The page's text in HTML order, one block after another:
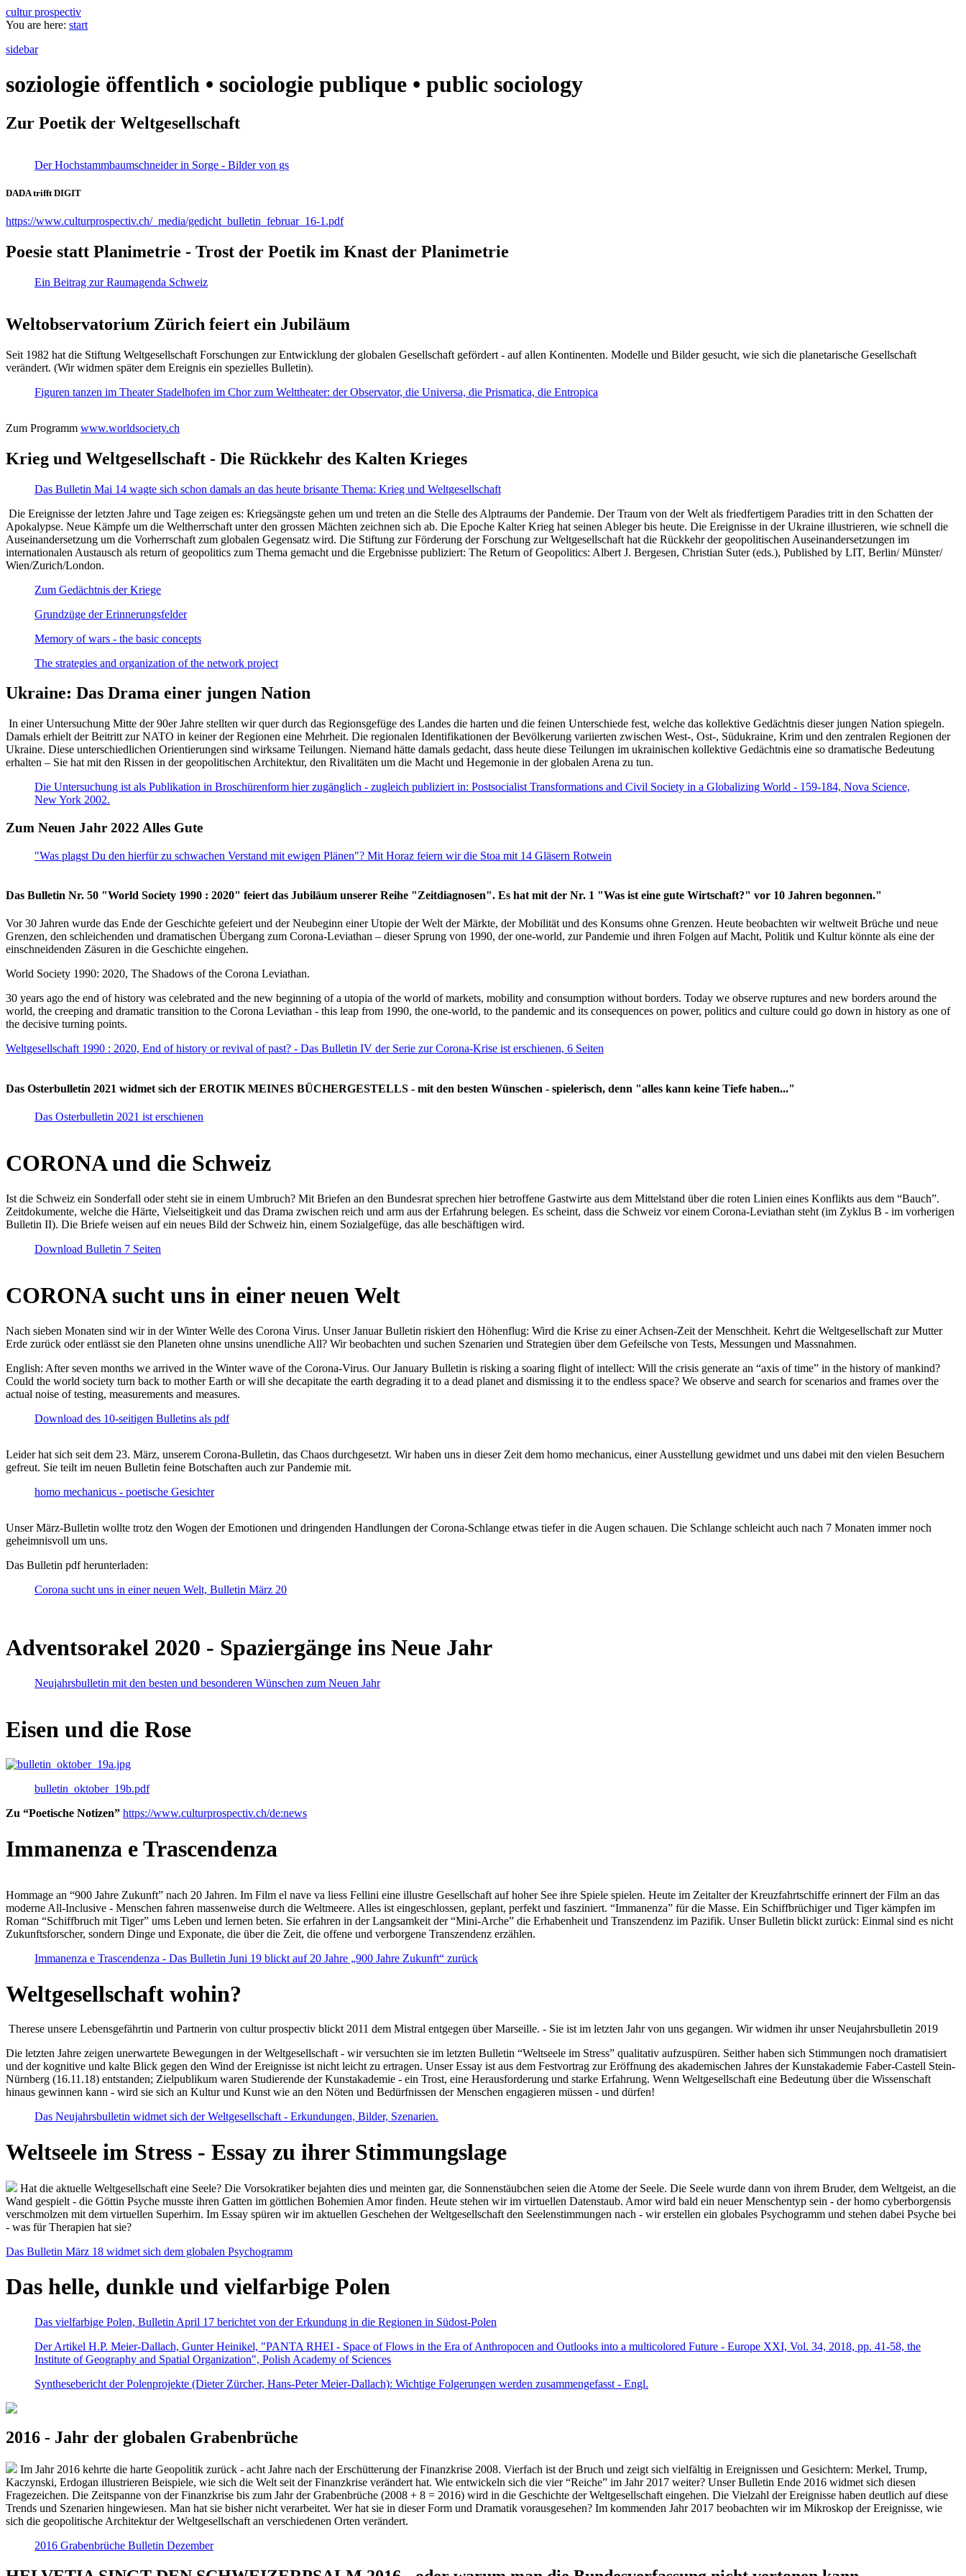
cultur prospectiv
You are here: start
sidebar
soziologie öffentlich • sociologie publique • public sociology
Zur Poetik der Weltgesellschaft
Der Hochstammbaumschneider in Sorge - Bilder von gs
DADA trifft DIGIT
https://www.culturprospectiv.ch/_media/gedicht_bulletin_februar_16-1.pdf
Poesie statt Planimetrie - Trost der Poetik im Knast der Planimetrie
Ein Beitrag zur Raumagenda Schweiz
Weltobservatorium Zürich feiert ein Jubiläum
Seit 1982 hat die Stiftung Weltgesellschaft Forschungen zur Entwicklung der globalen Gesellschaft gefördert - auf allen Kontinenten. Modelle und Bilder gesucht, wie sich die planetarische Gesellschaft
verändert. (Wir widmen später dem Ereignis ein spezielles Bulletin).
Figuren tanzen im Theater Stadelhofen im Chor zum Welttheater: der Observator, die Universa, die Prismatica, die Entropica
Zum Programm www.worldsociety.ch
Krieg und Weltgesellschaft - Die Rückkehr des Kalten Krieges
Das Bulletin Mai 14 wagte sich schon damals an das heute brisante Thema: Krieg und Weltgesellschaft
Die Ereignisse der letzten Jahre und Tage zeigen es: Kriegsängste gehen um und treten an die Stelle des Alptraums der Pandemie. Der Traum von der Welt als friedfertigem Paradies tritt in den Schatten der
Apokalypse. Neue Kämpfe um die Weltherrschaft unter den grossen Mächten zeichnen sich ab. Die Epoche Kalter Krieg hat seinen Ableger bis heute. Die Ereignisse in der Ukraine illustrieren, wie schnell die
Auseinandersetzung um die Vorherrschaft zum globalen Gegensatz wird. Die Stiftung zur Förderung der Forschung zur Weltgesellschaft hat die Rückkehr der geopolitischen Auseinandersetzungen im
internationalen Austausch als return of geopolitics zum Thema gemacht und die Ergebnisse publiziert: The Return of Geopolitics: Albert J. Bergesen, Christian Suter (eds.), Published by LIT, Berlin/ Münster/
Wien/Zurich/London.
Zum Gedächtnis der Kriege
Grundzüge der Erinnerungsfelder
Memory of wars - the basic concepts
The strategies and organization of the network project
Ukraine: Das Drama einer jungen Nation
In einer Untersuchung Mitte der 90er Jahre stellten wir quer durch das Regionsgefüge des Landes die harten und die feinen Unterschiede fest, welche das kollektive Gedächtnis dieser jungen Nation spiegeln.
Damals erhielt der Beitritt zur NATO in keiner der Regionen eine Mehrheit. Die regionalen Identifikationen der Bevölkerung variierten zwischen West-, Ost-, Südukraine, Krim und den zentralen Regionen der
Ukraine. Diese unterschiedlichen Orientierungen sind wirksame Teilungen. Niemand hätte damals gedacht, dass heute diese Teilungen im ukrainischen kollektive Gedächtnis eine so dramatische Bedeutung
erhalten – Sie hat mit den Rissen in der geopolitischen Architektur, den Rivalitäten um die Macht und Hegemonie in der globalen Arena zu tun.
Die Untersuchung ist als Publikation in Broschürenform hier zugänglich - zugleich publiziert in: Postsocialist Transformations and Civil Society in a Globalizing World - 159-184, Nova Science,
New York 2002.
Zum Neuen Jahr 2022 Alles Gute
"Was plagst Du den hierfür zu schwachen Verstand mit ewigen Plänen"? Mit Horaz feiern wir die Stoa mit 14 Gläsern Rotwein
Das Bulletin Nr. 50 "World Society 1990 : 2020" feiert das Jubiläum unserer Reihe "Zeitdiagnosen". Es hat mit der Nr. 1 "Was ist eine gute Wirtschaft?" vor 10 Jahren begonnen."
Vor 30 Jahren wurde das Ende der Geschichte gefeiert und der Neubeginn einer Utopie der Welt der Märkte, der Mobilität und des Konsums ohne Grenzen. Heute beobachten wir weltweit Brüche und neue
Grenzen, den schleichenden und dramatischen Übergang zum Corona-Leviathan – dieser Sprung von 1990, der one-world, zur Pandemie und ihren Folgen auf Macht, Politik und Kultur könnte als eine der
einschneidenden Zäsuren in die Geschichte eingehen.
World Society 1990: 2020, The Shadows of the Corona Leviathan.
30 years ago the end of history was celebrated and the new beginning of a utopia of the world of markets, mobility and consumption without borders. Today we observe ruptures and new borders around the
world, the creeping and dramatic transition to the Corona Leviathan - this leap from 1990, the one-world, to the pandemic and its consequences on power, politics and culture could go down in history as one of
the decisive turning points.
Weltgesellschaft 1990 : 2020, End of history or revival of past? - Das Bulletin IV der Serie zur Corona-Krise ist erschienen, 6 Seiten
Das Osterbulletin 2021 widmet sich der EROTIK MEINES BÜCHERGESTELLS - mit den besten Wünschen - spielerisch, denn "alles kann keine Tiefe haben..."
Das Osterbulletin 2021 ist erschienen
CORONA und die Schweiz
Ist die Schweiz ein Sonderfall oder steht sie in einem Umbruch? Mit Briefen an den Bundesrat sprechen hier betroffene Gastwirte aus dem Mittelstand über die roten Linien eines Konflikts aus dem “Bauch”.
Zeitdokumente, welche die Härte, Vielseitigkeit und das Drama zwischen reich und arm aus der Erfahrung belegen. Es scheint, dass die Schweiz vor einem Corona-Leviathan steht (im Zyklus B - im vorherigen
Bulletin II). Die Briefe weisen auf ein neues Bild der Schweiz hin, einem Sozialgefüge, das alle beschäftigen wird.
Download Bulletin 7 Seiten
CORONA sucht uns in einer neuen Welt
Nach sieben Monaten sind wir in der Winter Welle des Corona Virus. Unser Januar Bulletin riskiert den Höhenflug: Wird die Krise zu einer Achsen-Zeit der Menschheit. Kehrt die Weltgesellschaft zur Mutter
Erde zurück oder entlässt sie den Planeten ohne unsins unendliche All? Wir beobachten und suchen Szenarien und Strategien über dem Gefeilsche von Tests, Messungen und Massnahmen.
English: After seven months we arrived in the Winter wave of the Corona-Virus. Our January Bulletin is risking a soaring flight of intellect: Will the crisis generate an “axis of time” in the history of mankind?
Could the world society turn back to mother Earth or will she decapitate the earth degrading it to a dead planet and dismissing it to the endless space? We observe and search for scenarios and frames over the
actual noise of testing, measurements and measures.
Download des 10-seitigen Bulletins als pdf
Leider hat sich seit dem 23. März, unserem Corona-Bulletin, das Chaos durchgesetzt. Wir haben uns in dieser Zeit dem homo mechanicus, einer Ausstellung gewidmet und uns dabei mit den vielen Besuchern
gefreut. Sie teilt im neuen Bulletin feine Botschaften auch zur Pandemie mit.
homo mechanicus - poetische Gesichter
Unser März-Bulletin wollte trotz den Wogen der Emotionen und dringenden Handlungen der Corona-Schlange etwas tiefer in die Augen schauen. Die Schlange schleicht auch nach 7 Monaten immer noch
geheimnisvoll um uns.
Das Bulletin pdf herunterladen:
Corona sucht uns in einer neuen Welt, Bulletin März 20
Adventsorakel 2020 - Spaziergänge ins Neue Jahr
Neujahrsbulletin mit den besten und besonderen Wünschen zum Neuen Jahr
Eisen und die Rose
bulletin_oktober_19b.pdf
Zu “Poetische Notizen” https://www.culturprospectiv.ch/de:news
Immanenza e Trascendenza
Hommage an “900 Jahre Zukunft” nach 20 Jahren. Im Film el nave va liess Fellini eine illustre Gesellschaft auf hoher See ihre Spiele spielen. Heute im Zeitalter der Kreuzfahrtschiffe erinnert der Film an das
moderne All-Inclusive - Menschen fahren massenweise durch die Weltmeere. Alles ist eingeschlossen, geplant, perfekt und fasziniert. “Immanenza” für die Masse. Ein Schiffbrüchiger und Tiger kämpfen im
Roman “Schiffbruch mit Tiger” ums Leben und lernen beten. Sie erfahren in der Langsamkeit der “Mini-Arche” die Erhabenheit und Transzendenz im Pazifik. Unser Bulletin blickt zurück: Einmal sind es nicht
Zukunftsforscher, sondern Dinge und Exponate, die über die Zeit, die offene und verborgene Transzendenz erzählen.
Immanenza e Trascendenza - Das Bulletin Juni 19 blickt auf 20 Jahre „900 Jahre Zukunft“ zurück
Weltgesellschaft wohin?
Therese unsere Lebensgefährtin und Partnerin von cultur prospectiv blickt 2011 dem Mistral entgegen über Marseille. - Sie ist im letzten Jahr von uns gegangen. Wir widmen ihr unser Neujahrsbulletin 2019
Die letzten Jahre zeigen unerwartete Bewegungen in der Weltgesellschaft - wir versuchten sie im letzten Bulletin “Weltseele im Stress” qualitativ aufzuspüren. Seither haben sich Stimmungen noch dramatisiert
und der kognitive und kalte Blick gegen den Wind der Ereignisse ist nicht leicht zu ertragen. Unser Essay ist aus dem Festvortrag zur Eröffnung des akademischen Jahres der Kunstakademie Faber-Castell Stein-
Nürnberg (16.11.18) entstanden; Zielpublikum waren Studierende der Kunstakademie - ein Trost, eine Herausforderung und starke Erfahrung. Wenn Weltgesellschaft eine Bedeutung über die Wissenschaft
hinaus gewinnen kann - wird sie sich an Kultur und Kunst wie an den Nöten und Bedürfnissen der Menschen engagieren müssen - und dürfen!
Das Neujahrsbulletin widmet sich der Weltgesellschaft - Erkundungen, Bilder, Szenarien.
Weltseele im Stress - Essay zu ihrer Stimmungslage
Hat die aktuelle Weltgesellschaft eine Seele? Die Vorsokratiker bejahten dies und meinten gar, die Sonnenstäubchen seien die Atome der Seele. Die Seele wurde dann von ihrem Bruder, dem Weltgeist, an die
Wand gespielt - die Göttin Psyche musste ihren Gatten im göttlichen Bohemien Amor finden. Heute stehen wir im virtuellen Datenstaub. Amor wird bald ein neuer Menschentyp sein - der homo cyberborgensis
verschmolzen mit dem virtuellen Superhirn. Im Essay spüren wir im aktuellen Geschehen der Weltgesellschaft den Seelenstimmungen nach - wir erstellen ein globales Psychogramm und stehen dabei Psyche bei
- was für Therapien hat sie?
Das Bulletin März 18 widmet sich dem globalen Psychogramm
Das helle, dunkle und vielfarbige Polen
Das vielfarbige Polen, Bulletin April 17 berichtet von der Erkundung in die Regionen in Südost-Polen
Der Artikel H.P. Meier-Dallach, Gunter Heinikel, "PANTA RHEI - Space of Flows in the Era of Anthropocen and Outlooks into a multicolored Future - Europe XXI, Vol. 34, 2018, pp. 41-58, the
Institute of Geography and Spatial Organization", Polish Academy of Sciences
Synthesebericht der Polenprojekte (Dieter Zürcher, Hans-Peter Meier-Dallach): Wichtige Folgerungen werden zusammengefasst - Engl.
2016 - Jahr der globalen Grabenbrüche
Im Jahr 2016 kehrte die harte Geopolitik zurück - acht Jahre nach der Erschütterung der Finanzkrise 2008. Vierfach ist der Bruch und zeigt sich vielfältig in Ereignissen und Gesichtern: Merkel, Trump,
Kaczynski, Erdogan illustrieren Beispiele, wie sich die Welt seit der Finanzkrise verändert hat. Wie entwickeln sich die vier “Reiche” im Jahr 2017 weiter? Unser Bulletin Ende 2016 widmet sich diesen
Fragezeichen. Die Zeitspanne von der Finanzkrise bis zum Jahr der Grabenbrüche (2008 + 8 = 2016) wird in die Geschichte der Weltgesellschaft eingehen. Die Vielzahl der Ereignisse haben deutlich auf diese
Trends und Szenarien hingewiesen. Man hat sie bisher nicht verarbeitet. Wer hat sie in dieser Form und Dramatik vorausgesehen? Im kommenden Jahr 2017 beobachten wir im Mikroskop der Ereignisse, wie
sich die geopolitische Architektur der Weltgesellschaft an verschiedenen Orten verändert.
2016 Grabenbrüche Bulletin Dezember